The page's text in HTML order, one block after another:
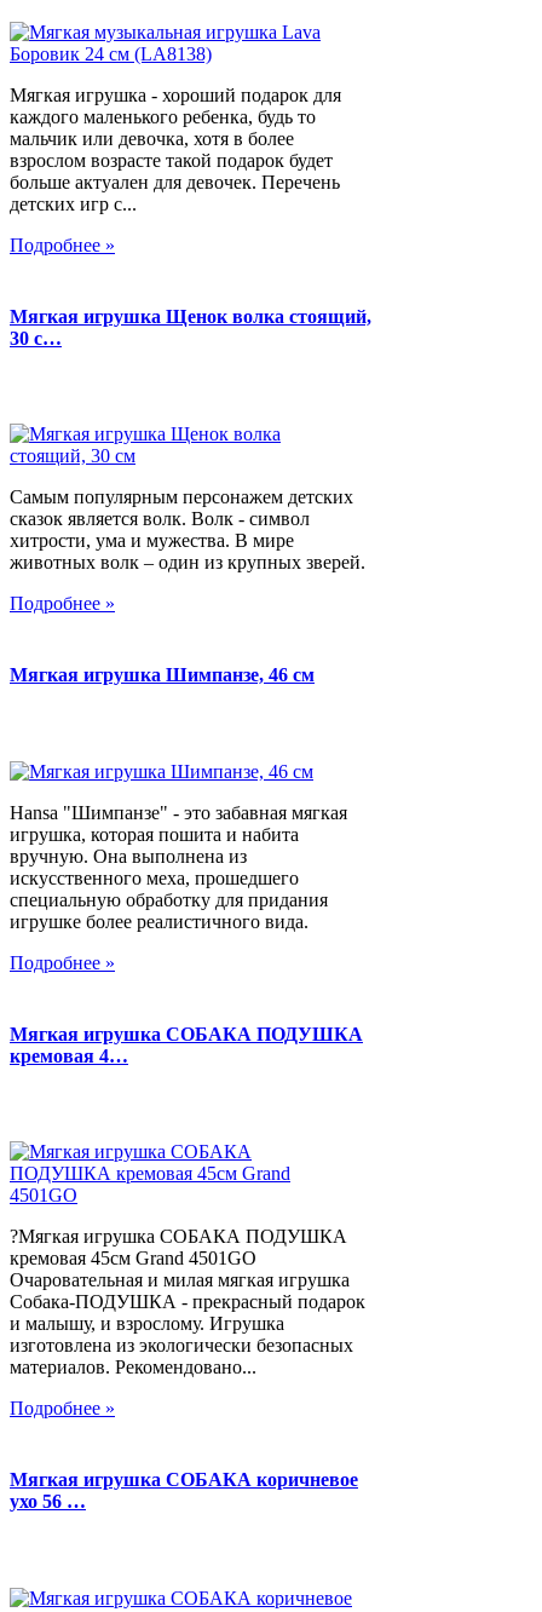
Мягкая игрушка - хороший подарок для
каждого маленького ребенка, будь то
мальчик или девочка, хотя в более
взрослом возрасте такой подарок будет
больше актуален для девочек. Перечень
детских игр с...
Подробнее »
Мягкая игрушка Щенок волка стоящий,
30 с…
Самым популярным персонажем детских
сказок является волк. Волк - символ
хитрости, ума и мужества. В мире
животных волк – один из крупных зверей.
Подробнее »
Мягкая игрушка Шимпанзе, 46 см
Hansa "Шимпанзе" - это забавная мягкая
игрушка, которая пошита и набита
вручную. Она выполнена из
искусственного меха, прошедшего
специальную обработку для придания
игрушке более реалистичного вида.
Подробнее »
Мягкая игрушка СОБАКА ПОДУШКА
кремовая 4…
?Мягкая игрушка СОБАКА ПОДУШКА
кремовая 45см Grand 4501GO
Очаровательная и милая мягкая игрушка
Собака-ПОДУШКА - прекрасный подарок
и малышу, и взрослому. Игрушка
изготовлена из экологически безопасных
материалов. Рекомендовано...
Подробнее »
Мягкая игрушка СОБАКА коричневое
ухо 56 …